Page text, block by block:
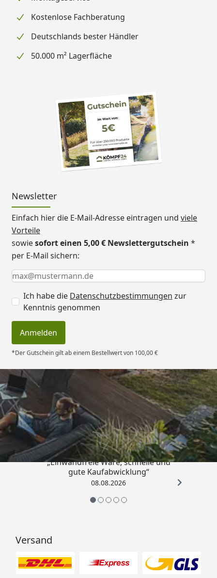
Kostenlose Fachberatung
Deutschlands bester Händler
50.000 m² Lagerfläche
Newsletter
Einfach hier die E-Mail-Adresse eintragen und viele
Vorteile
sowiesofort einen 5,00 € Newslettergutschein *
per E-Mail sichern:
Keine Eingabe erforderlich
Eingabe erforderlich
E-Mail *
Ich habe die Datenschutzbestimmungen zur
Kenntnis genommen
Anmelden
*Der Gutschein gilt ab einem Bestellwert von 100,00 €
Trusted Shops
4,83/ 5
„Einwandfreie Ware, schnelle und
gute Kaufabwicklung“
08.08.2026
Versand